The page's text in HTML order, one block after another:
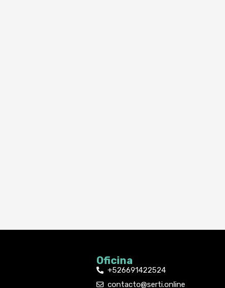
Oficina
+526691422524
contacto@serti.online